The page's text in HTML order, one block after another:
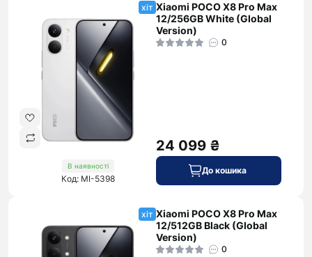
хіт
В наявності
Код: MI-5398
Xiaomi POCO X8 Pro Max
12/256GB White (Global
Version)
0
24 099 ₴
До кошика
хіт Xiaomi POCO X8 Pro Max
12/512GB Black (Global
Version)
0